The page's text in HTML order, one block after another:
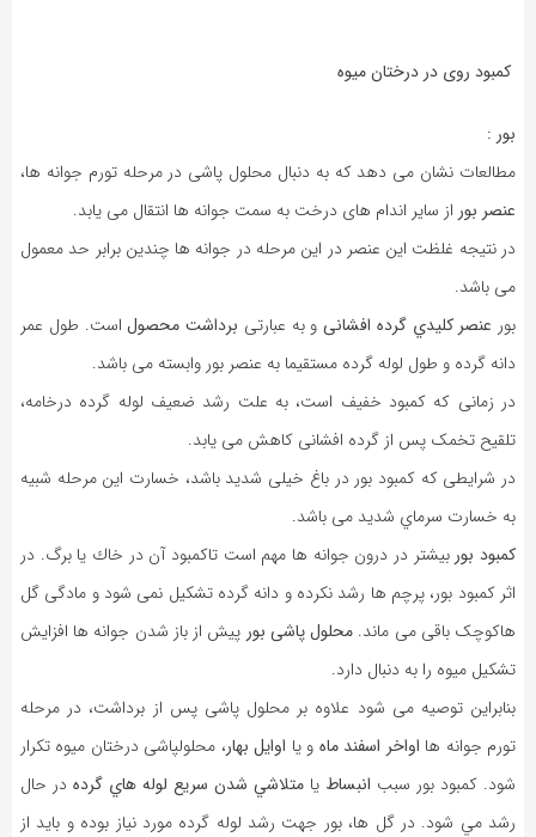
کمبود روی در درختان میوه
بور :
مطالعات نشان می دهد که به دنبال محلول پاشی در مرحله تورم جوانه ها،
عنصر بور از سایر اندام های درخت به سمت جوانه ها انتقال می یابد.
در نتیجه غلظت این عنصر در این مرحله در جوانه ها چندین برابر حد معمول
می باشد.
بور عنصر کلیدي گرده افشانی و به عبارتی برداشت محصولاست. طول عمر
دانه گرده و طول لوله گرده مستقیما به عنصر بور وابسته می باشد.
در زمانی که کمبود خفیف است، به علت رشد ضعیف لوله گرده درخامه،
تلقیح تخمک پس از گرده افشانی کاهش می یابد.
در شرایطی که کمبود بور در باغ خیلی شدید باشد، خسارت این مرحله شبیه
به خسارت سرماي شدید می باشد.
کمبود بور بیشتر در درون جوانه ها مهم است تاکمبود آن در خاك یا برگ. در
اثر کمبود بور، پرچم ها رشد نکرده و دانه گرده تشکیل نمی شود و مادگی گل
هاکوچک باقی می ماند. محلول پاشی بور پیش از باز شدن جوانه ها افزایش
تشکیل میوه را به دنبال دارد.
بنابراین توصیه می شود علاوه بر محلول پاشی پس از برداشت، در مرحله
تورم جوانه ها اواخر اسفند ماه و يا اوايل بهار، محلولپاشی درختان میوه تکرار
شود. كمبود بور سبب انبساط يا متلاشي شدن سريع لوله هاي گرده در حال
رشد مي شود. در گل ها، بور جهت رشد لوله گرده مورد نياز بوده و بايد از